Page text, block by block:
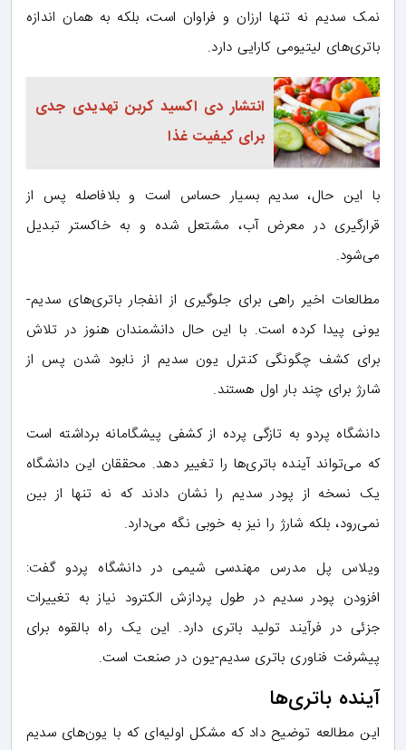
نمک سدیم نه تنها ارزان و فراوان است، بلکه به همان اندازه
باتری‌های لیتیومی کارایی دارد.
انتشار دی اکسید کربن تهدیدی جدی
برای کیفیت غذا
با این حال، سدیم بسیار حساس است و بلافاصله پس از
قرارگیری در معرض آب، مشتعل شده و به خاکستر تبدیل
می‌شود.
مطالعات اخیر راهی برای جلوگیری از انفجار باتری‌های سدیم-
یونی پیدا کرده است. با این حال دانشمندان هنوز در تلاش
برای کشف چگونگی کنترل یون سدیم از نابود شدن پس از
شارژ برای چند بار اول هستند.
دانشگاه پردو به تازگی پرده از کشفی پیشگامانه برداشته است
که می‌تواند آینده باتری‌ها را تغییر دهد. محققان این دانشگاه
یک نسخه از پودر سدیم را نشان دادند که نه تنها از بین
نمی‌رود، بلکه شارژ را نیز به خوبی نگه می‌دارد.
ویلاس پل مدرس مهندسی شیمی در دانشگاه پردو گفت:
افزودن پودر سدیم در طول پردازش الکترود نیاز به تغییرات
جزئی در فرآیند تولید باتری دارد. این یک راه بالقوه برای
پیشرفت فناوری باتری سدیم-یون در صنعت است.
آینده باتری‌ها
این مطالعه توضیح داد که مشکل اولیه‌ای که با یون‌های سدیم